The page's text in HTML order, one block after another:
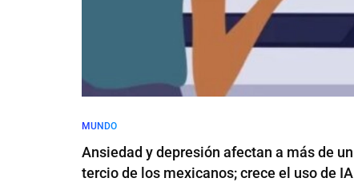
MUNDO
Ansiedad y depresión afectan a más de un
tercio de los mexicanos; crece el uso de IA